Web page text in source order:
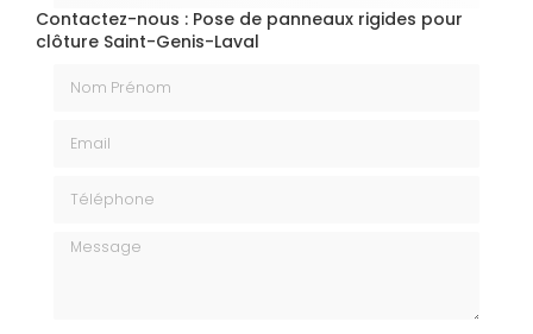
Contactez-nous : Pose de panneaux rigides pour
clôture Saint-Genis-Laval
Message